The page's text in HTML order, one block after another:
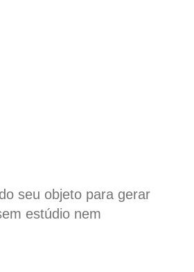
seu objeto para gerar
estúdio nem